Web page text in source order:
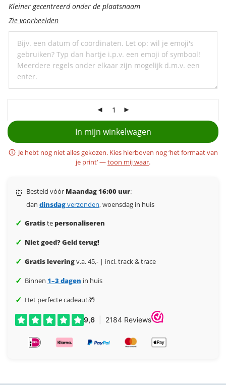
personaliseer
met
een
ondertitel
Kleiner gecentreerd onder de plaatsnaam
Zie voorbeelden
In mijn winkelwagen
Je hebt nog niet alles gekozen. Kies hierboven nog ‘het formaat van
je print’ —toon mij waar.
⏰ Besteld vóór Maandag 16:00 uur:
dan dinsdagverzonden, woensdag in huis
✓ Gratistepersonaliseren
✓ Niet goed? Geld terug!
✓ Gratis leveringv.a. 45,- | incl. track & trace
✓ Binnen 1–3 dagen in huis
✓ Het perfecte cadeau! 🎁